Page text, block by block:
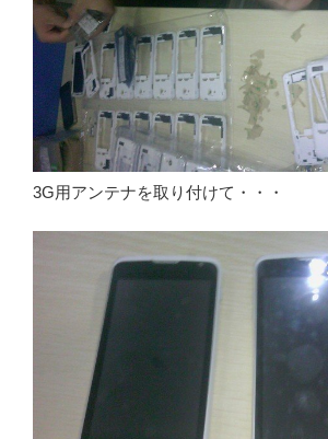
3G用アンテナを取り付けて・・・